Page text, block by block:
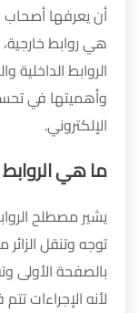
أن يعرفها
هي روابط
الروابط الداخلية
وأهميتها في
الإلكتروني.
ما هي الروابط
يشير مصطلح
توجه وتنقل
بالصفحة الأولى
لأنه الإجراءات